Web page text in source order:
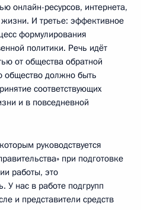
онлайн-ресурсов, интернета,
И третье: эффективное
формулирования
политики. Речь идёт
от общества обратной
общество должно быть
соответствующих
и в повседневной
руководствуется
при подготовке
работы, это
У нас в работе подгрупп
и представители средств